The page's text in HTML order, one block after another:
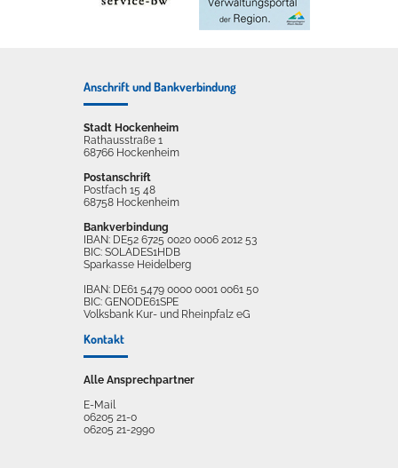
Anschrift und Bankverbindung
Stadt Hockenheim
Rathausstraße 1
68766 Hockenheim
Postanschrift
Postfach 15 48
68758 Hockenheim
Bankverbindung
IBAN: DE52 6725 0020 0006 2012 53
BIC: SOLADES1HDB
Sparkasse Heidelberg
IBAN: DE61 5479 0000 0001 0061 50
BIC: GENODE61SPE
Volksbank Kur- und Rheinpfalz eG
Kontakt
Alle Ansprechpartner
E-Mail
06205 21-0
06205 21-2990